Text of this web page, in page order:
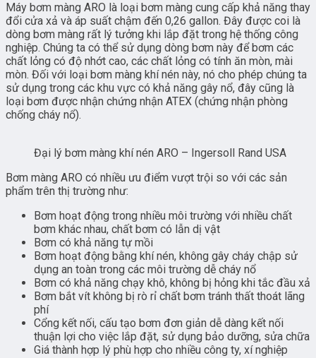
Máy bơm màng ARO là loại bơm màng cung cấp khả năng thay
đổi cửa xả và áp suất chậm đến 0,26 gallon. Đây được coi là
dòng bơm màng rất lý tưởng khi lắp đặt trong hệ thống công
nghiệp. Chúng ta có thể sử dụng dòng bơm này để bơm các
chất lỏng có độ nhớt cao, các chất lỏng có tính ăn mòn, mài
mòn. Đối với loại bơm màng khí nén này, nó cho phép chúng ta
sử dụng trong các khu vực có khả năng gây nổ, đây cũng là
loại bơm được nhận chứng nhận ATEX (chứng nhận phòng
chống cháy nổ).
Đại lý bơm màng khí nén ARO – Ingersoll Rand USA
Bơm màng ARO có nhiều ưu điểm vượt trội so với các sản
phẩm trên thị trường như:
Bơm hoạt động trong nhiều môi trường với nhiều chất
bơm khác nhau, chất bơm có lẫn dị vật
Bơm có khả năng tự mồi
Bơm hoạt động bằng khí nén, không gây cháy chập sử
dụng an toàn trong các môi trường dễ cháy nổ
Bơm có khả năng chạy khô, không bị hỏng khi tắc đầu xả
Bơm bắt vít không bị rò rỉ chất bơm tránh thất thoát lãng
phí
Cổng kết nối, cấu tạo bơm đơn giản dễ dàng kết nối
thuận lợi cho việc lắp đặt, sử dụng bảo dưỡng, sửa chữa
Giá thành hợp lý phù hợp cho nhiều công ty, xí nghiệp